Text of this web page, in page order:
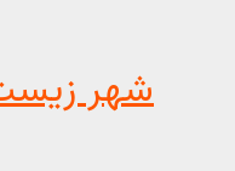
شهر زیست